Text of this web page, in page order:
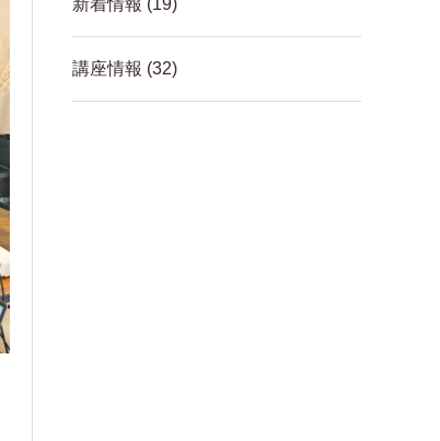
新着情報 (19)
講座情報 (32)